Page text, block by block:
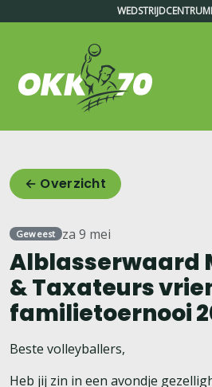
WEDSTRIJDCENTRUM
OKK'70
← Overzicht
Geweest za 9 mei
Alblasserwaard
& Taxateurs
familietoernooi
Beste volleyballers,
Heb jij zin in een avondje